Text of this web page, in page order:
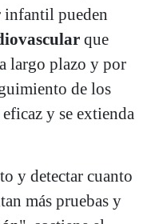
infantil pueden
que
largo plazo y por
de los
y se extienda
y detectar cuanto
más pruebas y